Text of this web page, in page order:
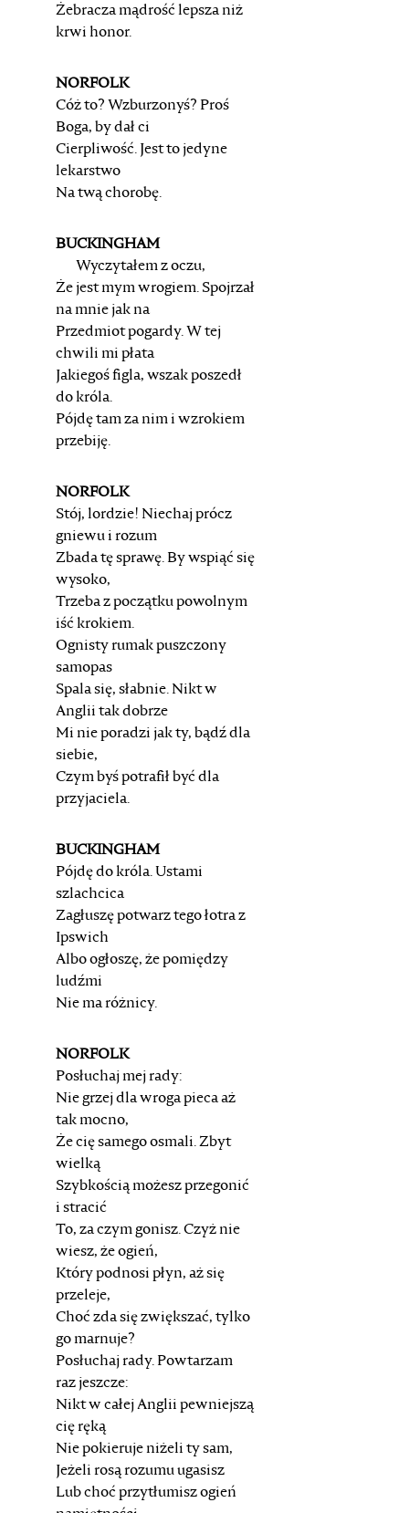
Żebracza mądrość lepsza niż
krwi honor.
NORFOLK
Cóż to? Wzburzonyś? Proś
Boga, by dał ci
Cierpliwość. Jest to jedyne
lekarstwo
Na twą chorobę.
BUCKINGHAM
Wyczytałem z oczu,
Że jest mym wrogiem. Spojrzał
na mnie jak na
Przedmiot pogardy. W tej
chwili mi płata
Jakiegoś figla, wszak poszedł
do króla.
Pójdę tam za nim i wzrokiem
przebiję.
NORFOLK
Stój, lordzie! Niechaj prócz
gniewu i rozum
Zbada tę sprawę. By wspiąć się
wysoko,
Trzeba z początku powolnym
iść krokiem.
Ognisty rumak puszczony
samopas
Spala się, słabnie. Nikt w
Anglii tak dobrze
Mi nie poradzi jak ty, bądź dla
siebie,
Czym byś potrafił być dla
przyjaciela.
BUCKINGHAM
Pójdę do króla. Ustami
szlachcica
Zagłuszę potwarz tego łotra z
Ipswich
Albo ogłoszę, że pomiędzy
ludźmi
Nie ma różnicy.
NORFOLK
Posłuchaj mej rady:
Nie grzej dla wroga pieca aż
tak mocno,
Że cię samego osmali. Zbyt
wielką
Szybkością możesz przegonić
i stracić
To, za czym gonisz. Czyż nie
wiesz, że ogień,
Który podnosi płyn, aż się
przeleje,
Choć zda się zwiększać, tylko
go marnuje?
Posłuchaj rady. Powtarzam
raz jeszcze:
Nikt w całej Anglii pewniejszą
cię ręką
Nie pokieruje niżeli ty sam,
Jeżeli rosą rozumu ugasisz
Lub choć przytłumisz ogień